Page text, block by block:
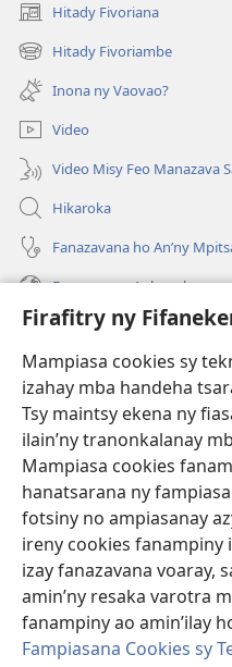
Firafitry ny
Mampiasa cookies sy
izahay mba handeha
Tsy maintsy ekena ny
ilain’ny tranonkalanay
Mampiasa cookies
hanatsarana ny
fotsiny no ampiasanay
ireny cookies fanampiny
izay fanazavana voaray,
amin’ny resaka varotra
fanampiny ao amin’ilay
Fampiasana Cookies sy
Hitady Fivoriana
(manokatra
rohy) Hitady Fivoriambe
(manokatra
rohy) Inona ny Vaovao?
Video
Video Misy Feo Manazava
Hikaroka
Fanazavana ho An’ny
Fanazavana Ankapobeny
Fanampiana
Fanomezana
(manokatra
rohy)
FITEHIRIZAM-BOKIN’NY
(manokatra
rohy)
JW Hub
(manokatra
rohy)
JW Library
Watchtower Library ®